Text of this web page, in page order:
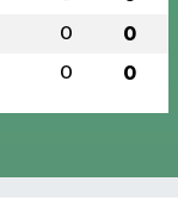
0 0
0 0